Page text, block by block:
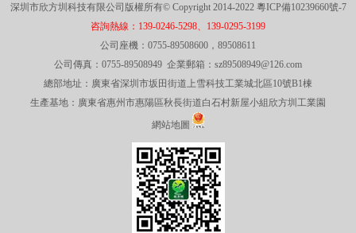
深圳市欣方圳科技有限公司版權所有© Copyright 2014-2022 粵ICP備10239660號-7
咨詢熱線：139-0246-5298、139-0295-3199
公司座機：0755-89508600，89508611
公司傳真：0755-89508949 企業郵箱：sz89508949@126.com
總部地址：廣東省深圳市坂田街道上雪科技工業城北區10號B1棟
生產基地：廣東省惠州市惠陽區秋長街道白石村新屋小組欣方圳工業園
網站地圖